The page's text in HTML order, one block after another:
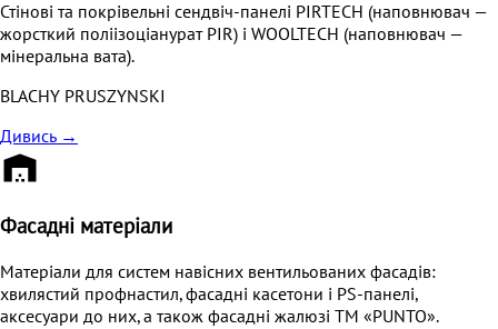
Стінові та покрівельні сендвіч-панелі PIRTECH (наповнювач —
жорсткий поліізоціанурат PIR) і WOOLTECH (наповнювач —
мінеральна вата).
BLACHY PRUSZYNSKI
Дивись →
Фасадні матеріали
Матеріали для систем навісних вентильованих фасадів:
хвилястий профнастил, фасадні касетони і PS-панелі,
аксесуари до них, а також фасадні жалюзі ТМ «PUNTO».